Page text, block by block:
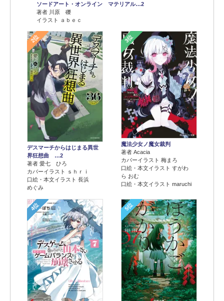
ソードアート・オンライン マテリアル…2
著者 川原 礫
イラスト ａｂｅｃ
2位
デスマーチからはじまる異世
界狂想曲 …2
著者 愛七 ひろ
カバーイラスト ｓｈｒｉ
口絵・本文イラスト 長浜
めぐみ
3位
魔法少女ノ魔女裁判
著者 Acacia
カバーイラスト 梅まろ
口絵・本文イラスト すがわ
ら おむ
口絵・本文イラスト maruchi
4位 5位